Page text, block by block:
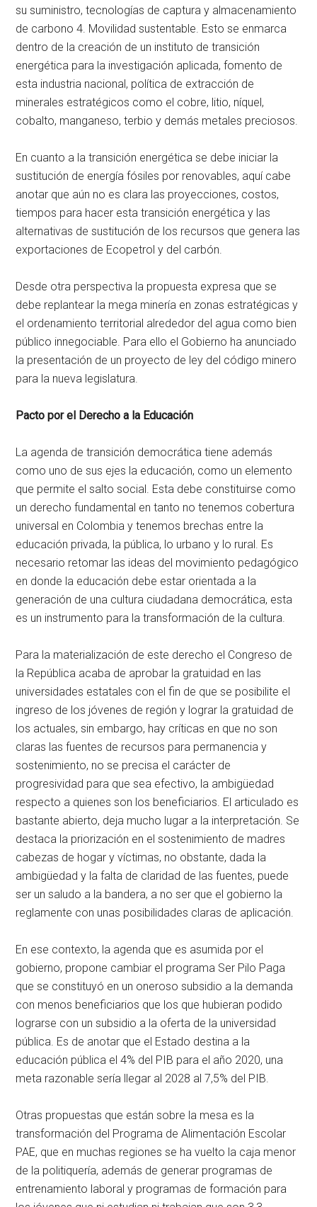
su suministro, tecnologías de captura y almacenamiento
de carbono 4. Movilidad sustentable. Esto se enmarca
dentro de la creación de un instituto de transición
energética para la investigación aplicada, fomento de
esta industria nacional, política de extracción de
minerales estratégicos como el cobre, litio, níquel,
cobalto, manganeso, terbio y demás metales preciosos.
En cuanto a la transición energética se debe iniciar la
sustitución de energía fósiles por renovables, aquí cabe
anotar que aún no es clara las proyecciones, costos,
tiempos para hacer esta transición energética y las
alternativas de sustitución de los recursos que genera las
exportaciones de Ecopetrol y del carbón.
Desde otra perspectiva la propuesta expresa que se
debe replantear la mega minería en zonas estratégicas y
el ordenamiento territorial alrededor del agua como bien
público innegociable. Para ello el Gobierno ha anunciado
la presentación de un proyecto de ley del código minero
para la nueva legislatura.
Pacto por el Derecho a la Educación
La agenda de transición democrática tiene además
como uno de sus ejes la educación, como un elemento
que permite el salto social. Esta debe constituirse como
un derecho fundamental en tanto no tenemos cobertura
universal en Colombia y tenemos brechas entre la
educación privada, la pública, lo urbano y lo rural. Es
necesario retomar las ideas del movimiento pedagógico
en donde la educación debe estar orientada a la
generación de una cultura ciudadana democrática, esta
es un instrumento para la transformación de la cultura.
Para la materialización de este derecho el Congreso de
la República acaba de aprobar la gratuidad en las
universidades estatales con el fin de que se posibilite el
ingreso de los jóvenes de región y lograr la gratuidad de
los actuales, sin embargo, hay críticas en que no son
claras las fuentes de recursos para permanencia y
sostenimiento, no se precisa el carácter de
progresividad para que sea efectivo, la ambigüedad
respecto a quienes son los beneficiarios. El articulado es
bastante abierto, deja mucho lugar a la interpretación. Se
destaca la priorización en el sostenimiento de madres
cabezas de hogar y víctimas, no obstante, dada la
ambigüedad y la falta de claridad de las fuentes, puede
ser un saludo a la bandera, a no ser que el gobierno la
reglamente con unas posibilidades claras de aplicación.
En ese contexto, la agenda que es asumida por el
gobierno, propone cambiar el programa Ser Pilo Paga
que se constituyó en un oneroso subsidio a la demanda
con menos beneficiarios que los que hubieran podido
lograrse con un subsidio a la oferta de la universidad
pública. Es de anotar que el Estado destina a la
educación pública el 4% del PIB para el año 2020, una
meta razonable sería llegar al 2028 al 7,5% del PIB.
Otras propuestas que están sobre la mesa es la
transformación del Programa de Alimentación Escolar
PAE, que en muchas regiones se ha vuelto la caja menor
de la politiquería, además de generar programas de
entrenamiento laboral y programas de formación para